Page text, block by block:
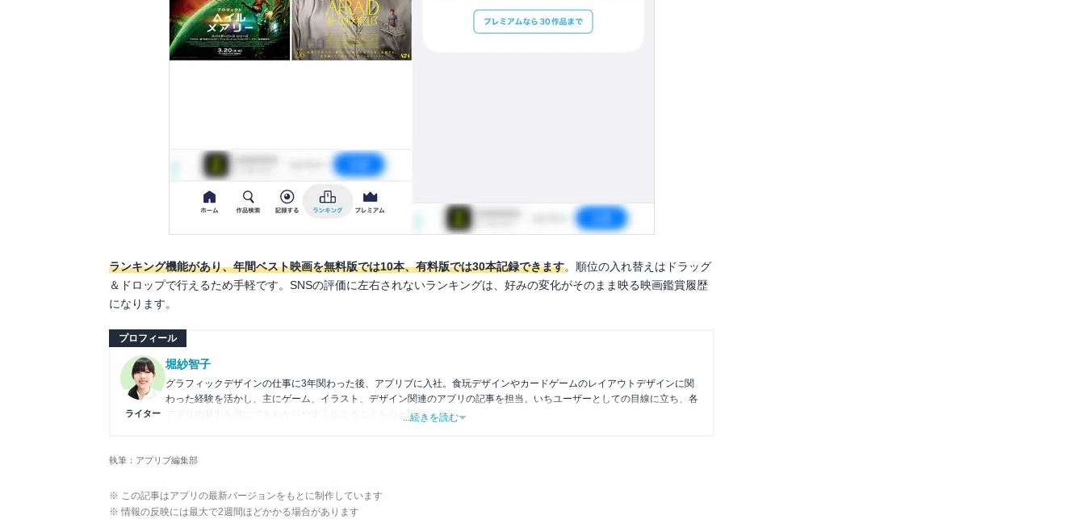
ランキング機能があり、年間ベスト映画を無料版では10本、有料版では30本記録できます。順位の入れ替えはドラッグ
＆ドロップで行えるため手軽です。SNSの評価に左右されないランキングは、好みの変化がそのまま映る映画鑑賞履歴
になります。
プロフィール
ライター
堀紗智子
グラフィックデザインの仕事に3年関わった後、アプリブに入社。食玩デザインやカードゲームのレイアウトデザインに関
わった経験を活かし、主にゲーム、イラスト、デザイン関連のアプリの記事を担当。いちユーザーとしての目線に立ち、各
アプリの魅力を誰にでもわかりやすく伝えることを心がけている。
...続きを読む
執筆：アプリブ編集部
※ この記事はアプリの最新バージョンをもとに制作しています
※ 情報の反映には最大で2週間ほどかかる場合があります